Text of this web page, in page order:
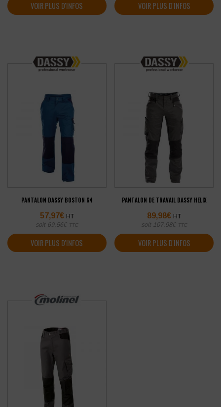
VOIR PLUS D'INFOS VOIR PLUS D'INFOS
PANTALON DASSY BOSTON 64
57,97€ HT
soit 69,56€ TTC
VOIR PLUS D'INFOS
PANTALON DE TRAVAIL DASSY HELIX
89,98€ HT
soit 107,98€ TTC
VOIR PLUS D'INFOS